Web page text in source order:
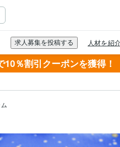
10％割引クーポンを獲得！